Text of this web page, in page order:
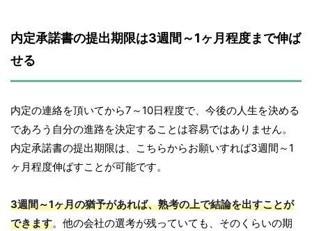
内定承諾書の提出期限は3週間～1ヶ月程度まで伸ば
せる
内定の連絡を頂いてから7～10日程度で、今後の人生を決める
であろう自分の進路を決定することは容易ではありません。
内定承諾書の提出期限は、こちらからお願いすれば3週間～1
ヶ月程度伸ばすことが可能です。
3週間～1ヶ月の猶予があれば、熟考の上で結論を出すことが
できます。他の会社の選考が残っていても、そのくらいの期